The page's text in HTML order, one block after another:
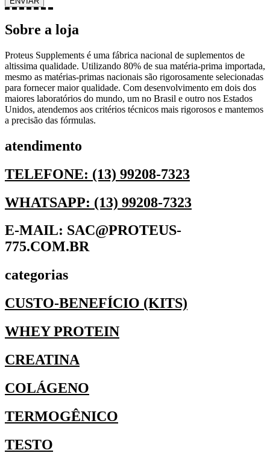
Sobre a loja
Proteus Supplements é uma fábrica nacional de suplementos de
altissima qualidade. Utilizando 80% de sua matéria-prima importada,
mesmo as matérias-primas nacionais são rigorosamente selecionadas
para fornecer maior qualidade. Com desenvolvimento em dois dos
maiores laboratórios do mundo, um no Brasil e outro nos Estados
Unidos, atendemos aos critérios técnicos mais rigorosos e mantemos
a precisão das fórmulas.
atendimento
TELEFONE: (13) 99208-7323
WHATSAPP: (13) 99208-7323
E-MAIL: SAC@PROTEUS-
775.COM.BR
categorias
CUSTO-BENEFÍCIO (KITS)
WHEY PROTEIN
CREATINA
COLÁGENO
TERMOGÊNICO
TESTO